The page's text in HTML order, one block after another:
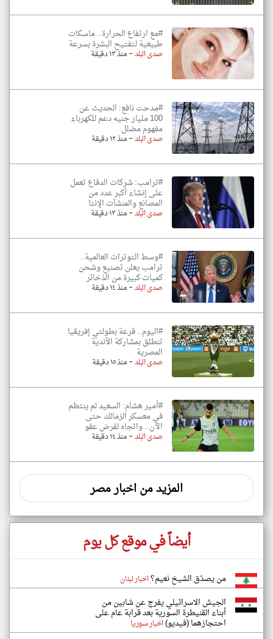
#مع ارتفاع الحرارة.. ماسكات
طبيعية لتفتيح البشرة بسرعة
صدى البلد-منذ ١٣ دقيقة
#مدحت نافع: الحديث عن
100 مليار جنيه دعم للكهرباء
مفهوم مضلل
صدى البلد-منذ ١٢ دقيقة
#ترامب: شركات الدفاع تعمل
على إنشاء أكبر عدد من
المصانع والمنشآت الإنتا
صدى البلد-منذ ١٣ دقيقة
#وسط التوترات العالمية..
ترامب يعلن تصنيع وشحن
كميات كبيرة من الذخائر
صدى البلد-منذ ١٤ دقيقة
#اليوم.. قرعة بطولتي إفريقيا
تنطلق بمشاركة الأندية
المصرية
صدى البلد-منذ ١٥ دقيقة
#أمير هشام: السعيد لم ينتظم
في معسكر الزمالك حتى
الآن.. واتجاه لفرض عقو
صدى البلد-منذ ١٤ دقيقة
المزيد من اخبار مصر
أيضاً في موقع كل يوم
من يصدّق الشيخ نعيم؟اخبار لبنان
الجيش الاسرائيلي يفرج عن شابين من
أبناء القنيطرة السورية بعد قرابة عام على
احتجازهما (فيديو)اخبار سوريا